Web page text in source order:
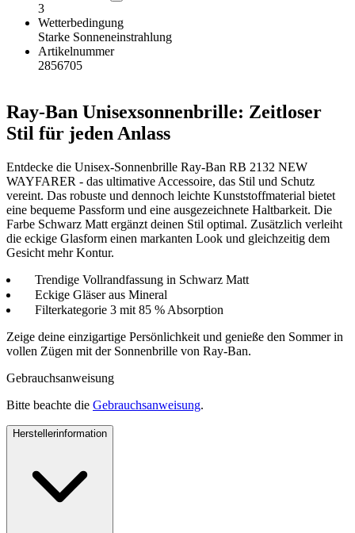
3
Wetterbedingung
Starke Sonneneinstrahlung
Artikelnummer
2856705
Ray-Ban Unisexsonnenbrille: Zeitloser
Stil für jeden Anlass
Entdecke die Unisex-Sonnenbrille Ray-Ban RB 2132 NEW
WAYFARER - das ultimative Accessoire, das Stil und Schutz
vereint. Das robuste und dennoch leichte Kunststoffmaterial bietet
eine bequeme Passform und eine ausgezeichnete Haltbarkeit. Die
Farbe Schwarz Matt ergänzt deinen Stil optimal. Zusätzlich verleiht
die eckige Glasform einen markanten Look und gleichzeitig dem
Gesicht mehr Kontur.
Trendige Vollrandfassung in Schwarz Matt
Eckige Gläser aus Mineral
Filterkategorie 3 mit 85 % Absorption
Zeige deine einzigartige Persönlichkeit und genieße den Sommer in
vollen Zügen mit der Sonnenbrille von Ray-Ban.
Gebrauchsanweisung
Bitte beachte die Gebrauchsanweisung.
Herstellerinformation